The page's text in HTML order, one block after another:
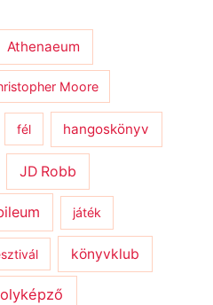
Athenaeum
Moore
fél hangoskönyv
JD Robb
játék
könyvklub